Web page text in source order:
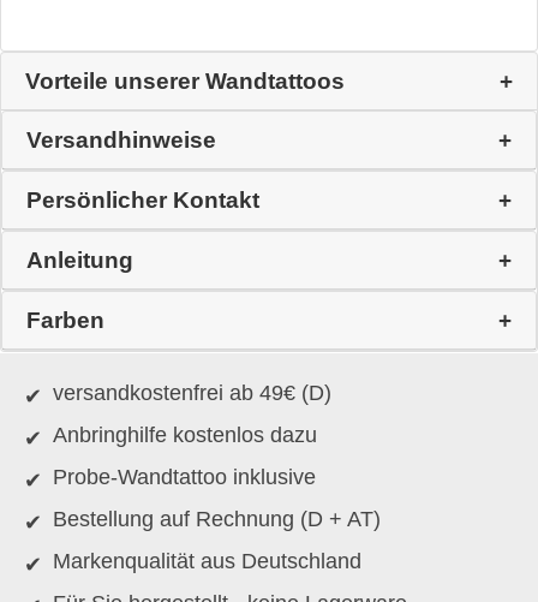
Vorteile unserer Wandtattoos
Versandhinweise
Persönlicher Kontakt
Anleitung
Farben
versandkostenfrei ab 49€ (D)
Anbringhilfe kostenlos dazu
Probe-Wandtattoo inklusive
Bestellung auf Rechnung (D + AT)
Markenqualität aus Deutschland